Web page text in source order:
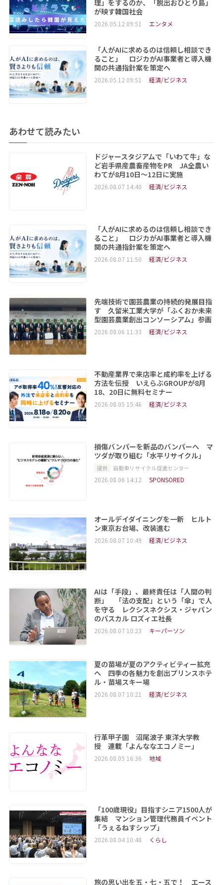
理」をするのか、「脱出おひとり島」
が映す韓国社会
2026.05.12 09:51 エンタメ
「人がAIに求めるのは信頼し相談でき
ること」 ロジカがAI事業者と導入機
関の共通指針案を策定へ
2026.05.12 09:51 経済/ビジネス
あわせて読みたい
ドジャースタジアムで「いわて牛」な
ど岩手県産農畜産物をPR JA全農い
わてが8月10日～12日に実施
2026.08.07 14:40 経済/ビジネス
「人がAIに求めるのは信頼し相談でき
ること」 ロジカがAI事業者と導入機
関の共通指針案を策定へ
2026.08.07 11:50 経済/ビジネス
先端技術で園芸農業の持続的発展目指
す 久留米工業大学が「ふくおか未来
型園芸農業創出コンソーシアム」参画
2026.08.06 11:33 経済/ビジネス
不動産業界で来店率と成約率を上げる
方法を伝授 いえらぶGROUPが8月
18、20日に無料セミナー
2026.08.05 15:46 経済/ビジネス
損傷バンパーを新品のバンパーへ マ
ツダが取り組む「水平リサイクル」
提供 自動車リサイクル促進センター
2026.08.06 14:12 SPONSORED
オールデイダイニングを一新 ヒルト
ン東京お台場、改装進む
2026.08.07 10:49 経済/ビジネス
AIは「手段」、最終責任は「人間の判
断」 「法の支配」という「傘」で人
を守る レクシスネクシス・ジャパン
のパスカル ロズィエ社長
2026.08.07 10:23 キーパーソン
夏の苗場が夏のアクティビティー拡充
へ 四季の各魅力を創出プリンスホテ
ル・苗場スキー場
2026.08.07 10:21 経済/ビジネス
行革甲子園 沼尾波子 東洋大学教
授 連載「よんななエコノミー」
2026.08.05 16:36 地域
「100歳現役」目指すシニア1500人が
集結 マンション管理代務員イベント
「うぇるねすシップ」
2026.08.04 10:48 くらし
旅の思い出を五・七・五で！ エース